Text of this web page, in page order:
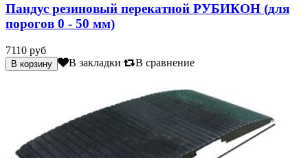
Пандус резиновый перекатной РУБИКОН (для
порогов 0 - 50 мм)
7110 руб
В закладки В сравнение